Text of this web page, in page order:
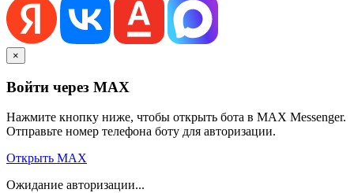
×
Войти через MAX
Нажмите кнопку ниже, чтобы открыть бота в MAX Messenger.
Отправьте номер телефона боту для авторизации.
Открыть MAX
Ожидание авторизации...